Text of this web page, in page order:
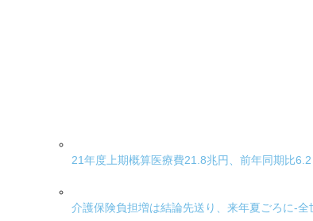
21年度上期概算医療費21.8兆円、前年同期比
介護保険負担増は結論先送り、来年夏ごろに-